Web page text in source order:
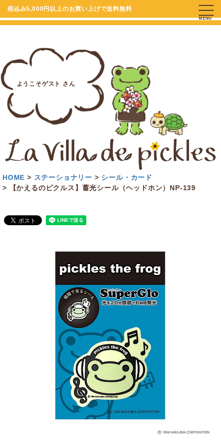
税込み5,000円以上のお買い上げで送料無料
ようこそゲスト さん
MENU
HOME ステーショナリー
シール・カード
【かえるのピクルス】蓄光シール（ヘッドホン）NP-139